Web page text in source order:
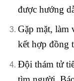
được hướng
Gặp mặt, làm
kết hợp đồng
Đội thám tử